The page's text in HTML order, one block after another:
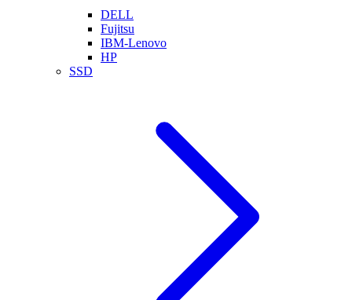
DELL
Fujitsu
IBM-Lenovo
HP
SSD